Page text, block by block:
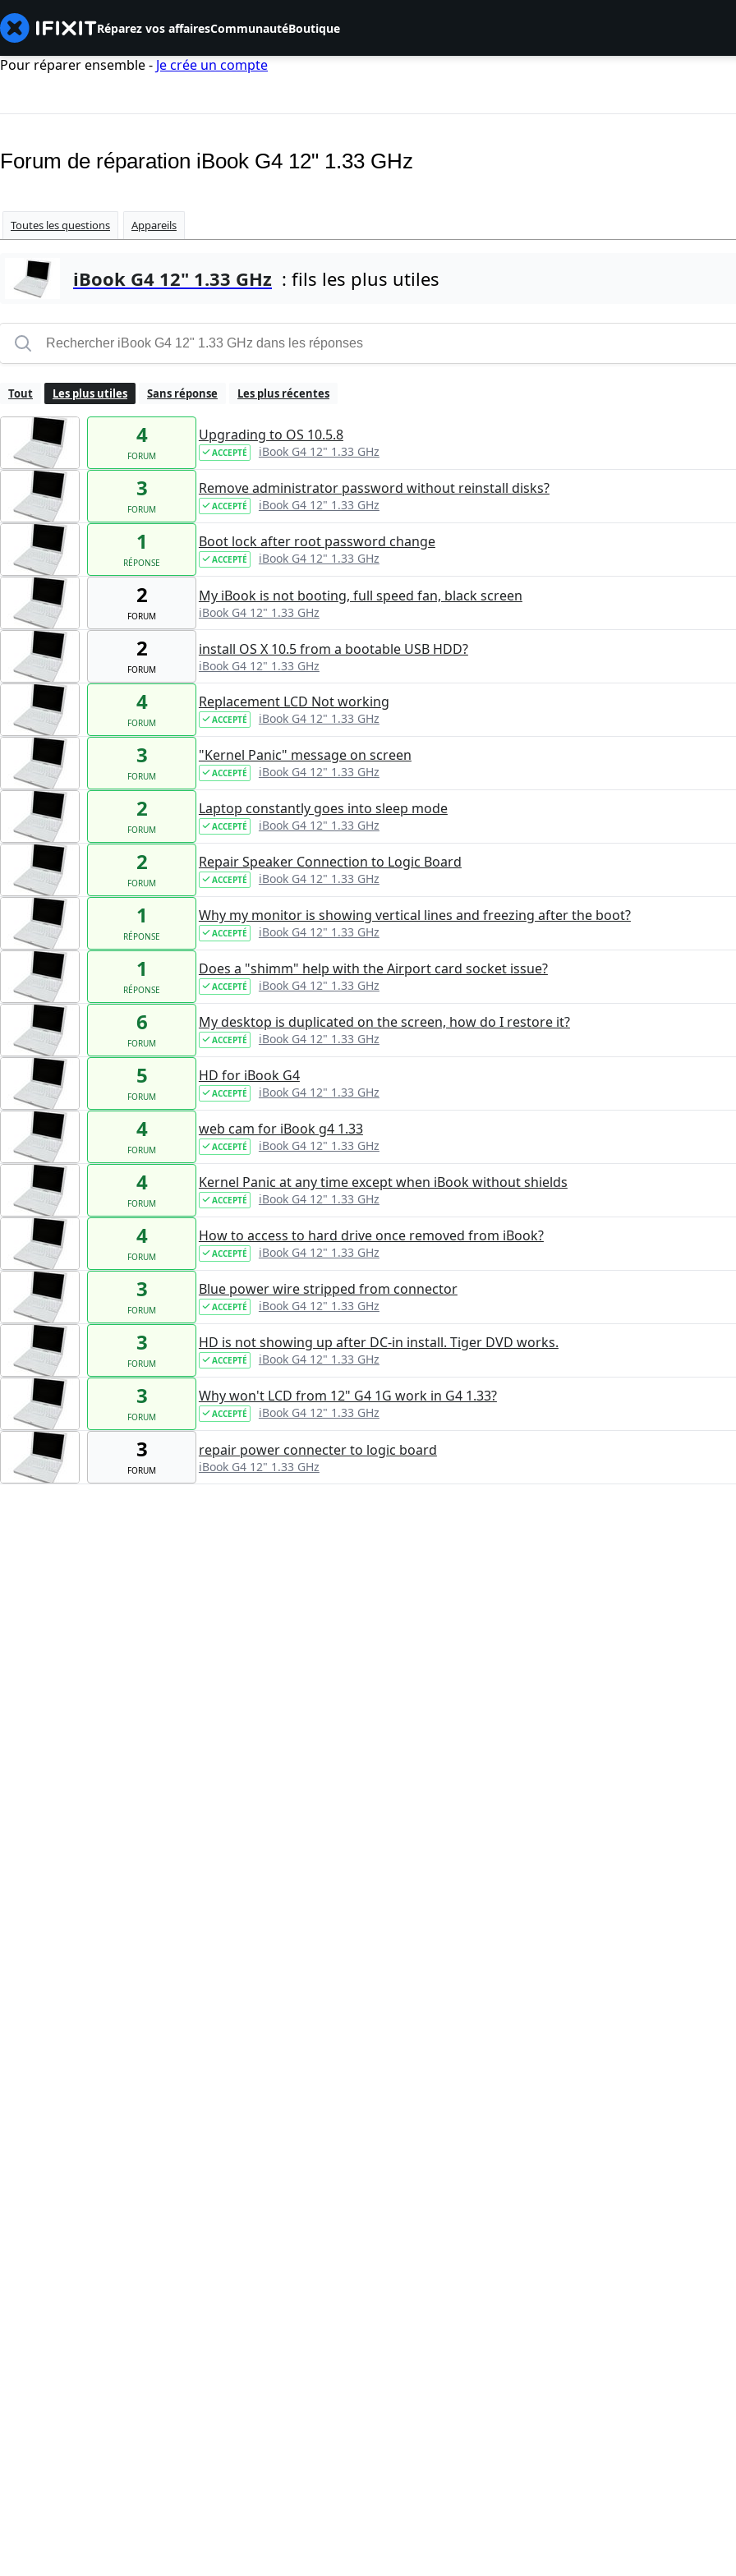
Réparez vos affairesCommunautéBoutique
Pour réparer ensemble - Je crée un compte
Forum de réparation iBook G4 12" 1.33 GHz
Toutes les questions Appareils
iBook G4 12" 1.33 GHz : fils les plus utiles
Tout Les plus utiles Sans réponse Les plus récentes
4
FORUM
Upgrading to OS 10.5.8
ACCEPTÉ iBook G4 12" 1.33 GHz
3
FORUM
Remove administrator password without reinstall disks?
ACCEPTÉ iBook G4 12" 1.33 GHz
1
RÉPONSE
Boot lock after root password change
ACCEPTÉ iBook G4 12" 1.33 GHz
2
FORUM
My iBook is not booting, full speed fan, black screen
iBook G4 12" 1.33 GHz
2
FORUM
install OS X 10.5 from a bootable USB HDD?
iBook G4 12" 1.33 GHz
4
FORUM
Replacement LCD Not working
ACCEPTÉ iBook G4 12" 1.33 GHz
3
FORUM
"Kernel Panic" message on screen
ACCEPTÉ iBook G4 12" 1.33 GHz
2
FORUM
Laptop constantly goes into sleep mode
ACCEPTÉ iBook G4 12" 1.33 GHz
2
FORUM
Repair Speaker Connection to Logic Board
ACCEPTÉ iBook G4 12" 1.33 GHz
1
RÉPONSE
Why my monitor is showing vertical lines and freezing after the boot?
ACCEPTÉ iBook G4 12" 1.33 GHz
1
RÉPONSE
Does a "shimm" help with the Airport card socket issue?
ACCEPTÉ iBook G4 12" 1.33 GHz
6
FORUM
My desktop is duplicated on the screen, how do I restore it?
ACCEPTÉ iBook G4 12" 1.33 GHz
5
FORUM
HD for iBook G4
ACCEPTÉ iBook G4 12" 1.33 GHz
4
FORUM
web cam for iBook g4 1.33
ACCEPTÉ iBook G4 12" 1.33 GHz
4
FORUM
Kernel Panic at any time except when iBook without shields
ACCEPTÉ iBook G4 12" 1.33 GHz
4
FORUM
How to access to hard drive once removed from iBook?
ACCEPTÉ iBook G4 12" 1.33 GHz
3
FORUM
Blue power wire stripped from connector
ACCEPTÉ iBook G4 12" 1.33 GHz
3
FORUM
HD is not showing up after DC-in install. Tiger DVD works.
ACCEPTÉ iBook G4 12" 1.33 GHz
3
FORUM
Why won't LCD from 12" G4 1G work in G4 1.33?
ACCEPTÉ iBook G4 12" 1.33 GHz
3
FORUM
repair power connecter to logic board
iBook G4 12" 1.33 GHz